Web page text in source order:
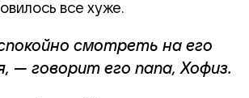
все хуже.
смотреть на его
— говорит его папа, Хофиз.